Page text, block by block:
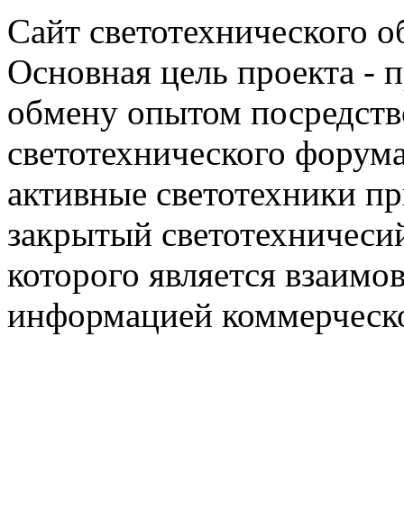
Сайт светотехнического
Основная цель проекта -
обмену опытом
светотехнического
активные светотехники
закрытый
которого является
информацией